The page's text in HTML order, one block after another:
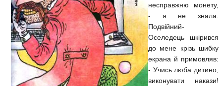
несправжню монету,
- я не знала.
Подвійний-
Оселедець шкірився
до мене крізь шибку
екрана й примовляв:
- Учись люба дитино,
виконувати накази!